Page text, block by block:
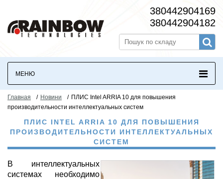
380442904169
380442904182
МЕНЮ
Главная / Новини / ПЛИС Intel ARRIA 10 для повышения
производительности интеллектуальных систем
ПЛИС INTEL ARRIA 10 ДЛЯ ПОВЫШЕНИЯ
ПРОИЗВОДИТЕЛЬНОСТИ ИНТЕЛЛЕКТУАЛЬНЫХ
СИСТЕМ
В интеллектуальных
системах необходимо